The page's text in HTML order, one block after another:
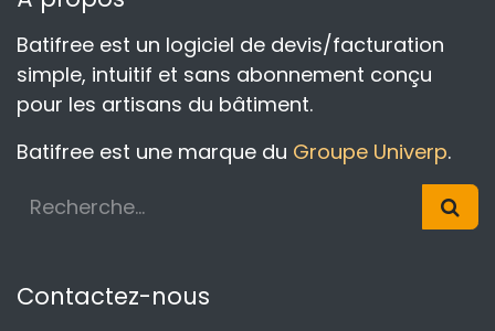
Batifree est un logiciel de devis/facturation
simple, intuitif et sans abonnement conçu
pour les artisans du bâtiment.
Batifree est une marque du Groupe Univerp.
Contactez-nous